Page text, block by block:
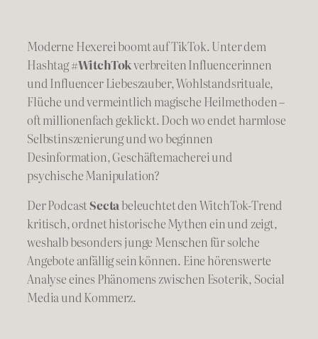
Moderne Hexerei boomt auf TikTok. Unter dem
Hashtag#WitchTokverbreiten Influencerinnen
und Influencer Liebeszauber, Wohlstandsrituale,
Flüche und vermeintlich magische Heilmethoden –
oft millionenfach geklickt. Doch wo endet harmlose
Selbstinszenierung und wo beginnen
Desinformation, Geschäftemacherei und
psychische Manipulation?
Der PodcastSectabeleuchtet den WitchTok-Trend
kritisch, ordnet historische Mythen ein und zeigt,
weshalb besonders junge Menschen für solche
Angebote anfällig sein können. Eine hörenswerte
Analyse eines Phänomens zwischen Esoterik, Social
Media und Kommerz.